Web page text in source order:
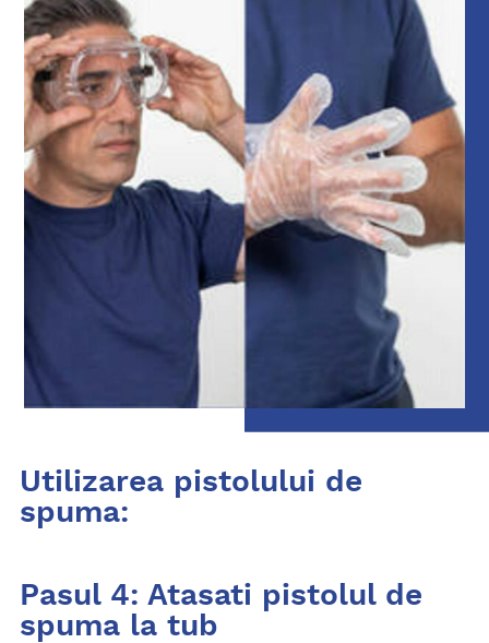
Utilizarea pistolului de
spuma:
Pasul 4: Atasati pistolul de
spuma la tub